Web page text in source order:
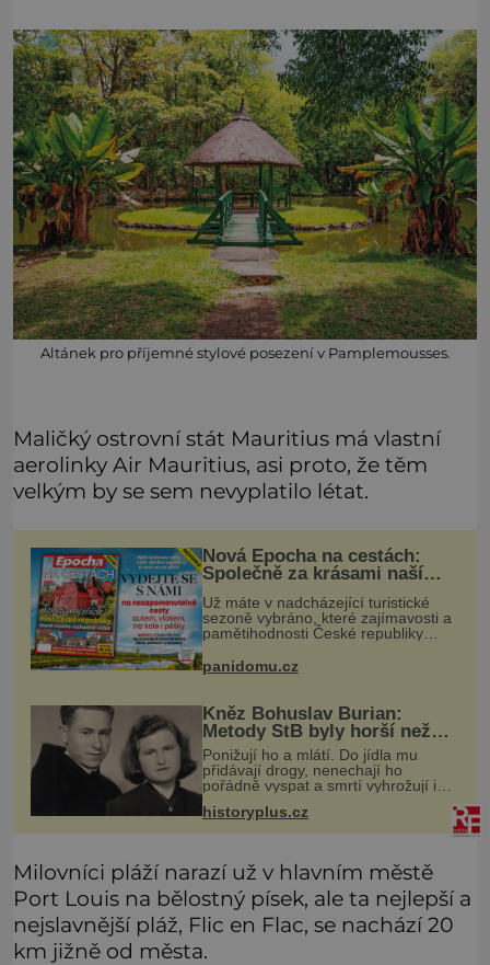
Altánek pro příjemné stylové posezení v Pamplemousses.
Maličký ostrovní stát Mauritius má vlastní
aerolinky Air Mauritius, asi proto, že těm
velkým by se sem nevyplatilo létat.
Nová Epocha na cestách:
Společně za krásami naší
vlasti
Už máte v nadcházející turistické
sezoně vybráno, které zajímavosti a
pamětihodnosti České republiky
navštívíte? V prodeji je právě nové
číslo Epochy na cestách, které vám
při rozhodování určitě pomůž
panidomu.cz
Kněz Bohuslav Burian:
Metody StB byly horší než
gestapácké trýznění
Ponižují ho a mlátí. Do jídla mu
přidávají drogy, nenechají ho
pořádně vyspat a smrtí vyhrožují i
jeho nejbližším. Burian kruté týrání
nevydrží a estébákům podepíše
všechno, co po něm chtějí. Svým
historyplus.cz
Milovníci pláží narazí už v hlavním městě
Port Louis na bělostný písek, ale ta nejlepší a
nejslavnější pláž, Flic en Flac, se nachází 20
km jižně od města.